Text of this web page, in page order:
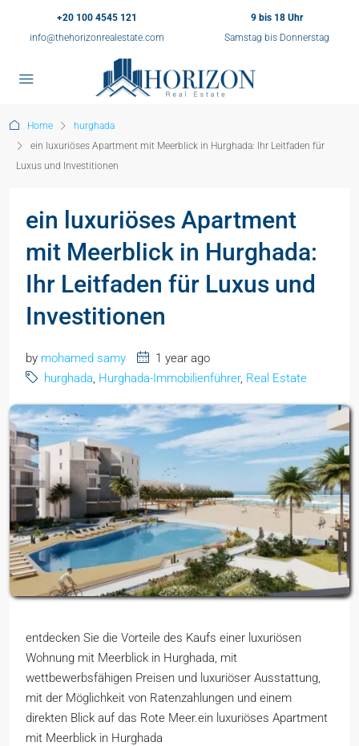
+20 100 4545 121
info@thehorizonrealestate.com
9 bis 18 Uhr
Samstag bis Donnerstag
Home
hurghada
ein luxuriöses Apartment mit Meerblick in Hurghada: Ihr Leitfaden für
Luxus und Investitionen
ein luxuriöses Apartment
mit Meerblick in Hurghada:
Ihr Leitfaden für Luxus und
Investitionen
by mohamed samy
1 year ago
hurghada, Hurghada-Immobilienführer, Real Estate
entdecken Sie die Vorteile des Kaufs einer luxuriösen
Wohnung mit Meerblick in Hurghada, mit
wettbewerbsfähigen Preisen und luxuriöser Ausstattung,
mit der Möglichkeit von Ratenzahlungen und einem
direkten Blick auf das Rote Meer.ein luxuriöses Apartment
mit Meerblick in Hurghada